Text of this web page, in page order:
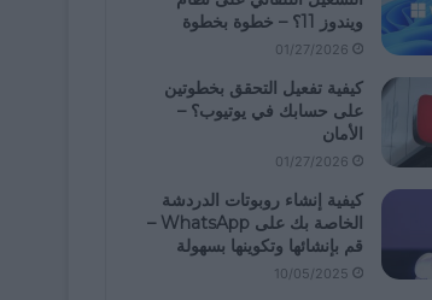
ويندوز 11؟ – خطوة بخطوة
01/27/2026
كيفية تفعيل التحقق بخطوتين
على حسابك في يوتيوب؟ –
الأمان
01/27/2026
كيفية إنشاء روبوتات الدردشة
الخاصة بك على WhatsApp –
قم بإنشائها وتكوينها بسهولة
10/05/2025